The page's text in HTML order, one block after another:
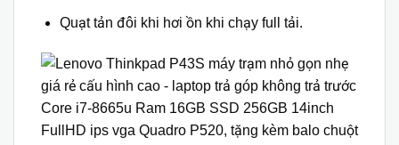
Quạt tản đôi khi hơi ồn khi chạy full tải.